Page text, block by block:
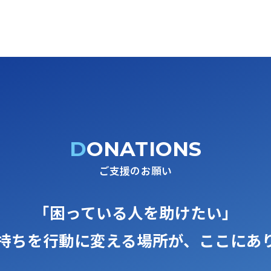
DONATIONS
ご支援のお願い
「困っている人を助けたい」
ちを行動に変える場所が、 ここにあ